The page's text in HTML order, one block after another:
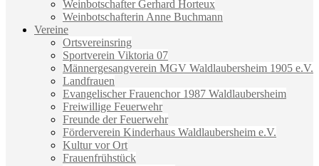
Weinbotschafter Gerhard Horteux
Weinbotschafterin Anne Buchmann
Vereine
Ortsvereinsring
Sportverein Viktoria 07
Männergesangverein MGV Waldlaubersheim 1905 e.V.
Landfrauen
Evangelischer Frauenchor 1987 Waldlaubersheim
Freiwillige Feuerwehr
Freunde der Feuerwehr
Förderverein Kinderhaus Waldlaubersheim e.V.
Kultur vor Ort
Frauenfrühstück